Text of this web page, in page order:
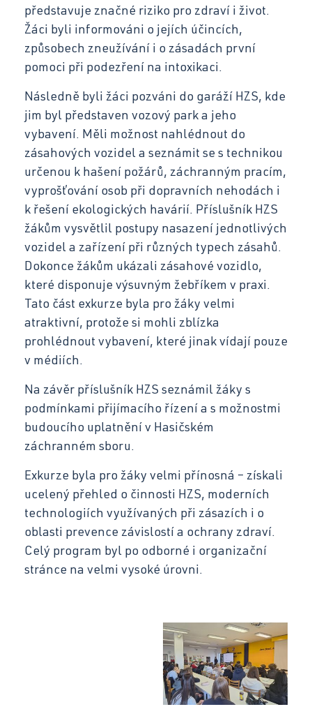
Instagram
YouTube
představuje značné riziko pro zdraví i život.
Žáci byli informováni o jejích účincích,
způsobech zneužívání i o zásadách první
pomoci při podezření na intoxikaci.
Následně byli žáci pozváni do garáží HZS, kde
jim byl představen vozový park a jeho
vybavení. Měli možnost nahlédnout do
zásahových vozidel a seznámit se s technikou
určenou k hašení požárů, záchranným pracím,
vyprošťování osob při dopravních nehodách i
k řešení ekologických havárií. Příslušník HZS
žákům vysvětlil postupy nasazení jednotlivých
vozidel a zařízení při různých typech zásahů.
Dokonce žákům ukázali zásahové vozidlo,
které disponuje výsuvným žebříkem v praxi.
Tato část exkurze byla pro žáky velmi
atraktivní, protože si mohli zblízka
prohlédnout vybavení, které jinak vídají pouze
v médiích.
Na závěr příslušník HZS seznámil žáky s
podmínkami přijímacího řízení a s možnostmi
budoucího uplatnění v Hasičském
záchranném sboru.
Exkurze byla pro žáky velmi přínosná – získali
ucelený přehled o činnosti HZS, moderních
technologiích využívaných při zásazích i o
oblasti prevence závislostí a ochrany zdraví.
Celý program byl po odborné i organizační
stránce na velmi vysoké úrovni.